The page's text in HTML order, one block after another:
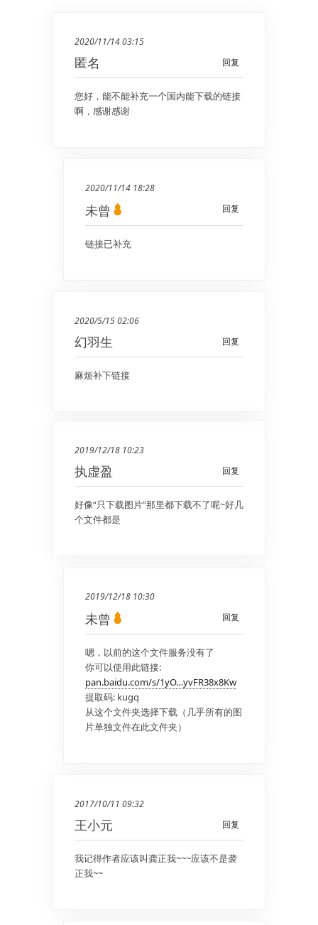
2020/11/14 03:15
回复
匿名
您好，能不能补充一个国内能下载的链接
啊，感谢感谢
2020/11/14 18:28
回复
未曾
链接已补充
2020/5/15 02:06
回复
幻羽生
麻烦补下链接
2019/12/18 10:23
回复
执虚盈
好像“只下载图片”那里都下载不了呢~好几
个文件都是
2019/12/18 10:30
回复
未曾
嗯，以前的这个文件服务没有了
你可以使用此链接:
pan.baidu.com/s/1yO…yvFR38x8Kw
提取码: kugq
从这个文件夹选择下载（几乎所有的图
片单独文件在此文件夹）
2017/10/11 09:32
回复
王小元
我记得作者应该叫龚正我~~~应该不是袭
正我~~